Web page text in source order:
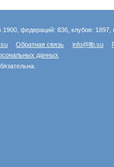
1900, федераций: 836, клубов:
Обратная связь info@llb.su
данных